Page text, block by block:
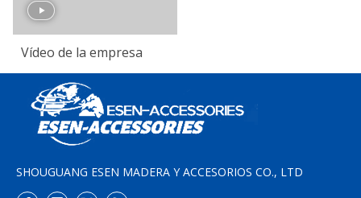
Vídeo de la empresa
SHOUGUANG ESEN MADERA Y ACCESORIOS CO., LTD